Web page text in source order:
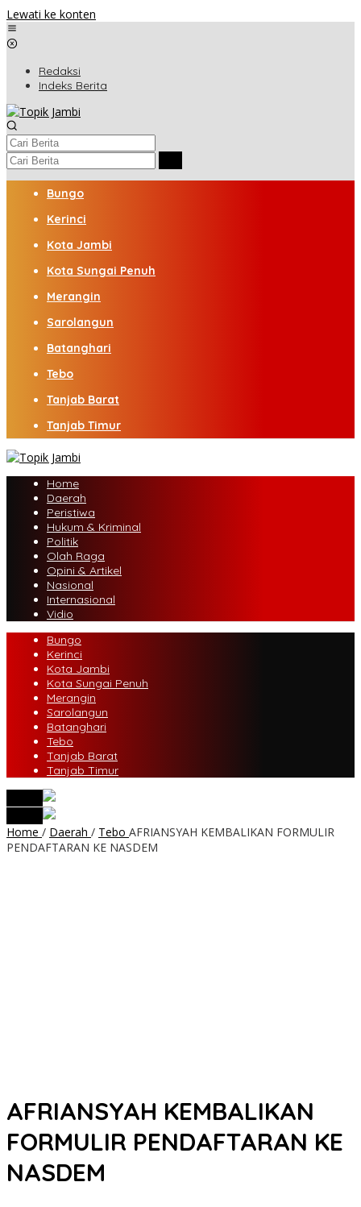
Lewati ke konten
Redaksi
Indeks Berita
Bungo
Kerinci
Kota Jambi
Kota Sungai Penuh
Merangin
Sarolangun
Batanghari
Tebo
Tanjab Barat
Tanjab Timur
Home
Daerah
Peristiwa
Hukum & Kriminal
Politik
Olah Raga
Opini & Artikel
Nasional
Internasional
Vidio
Bungo
Kerinci
Kota Jambi
Kota Sungai Penuh
Merangin
Sarolangun
Batanghari
Tebo
Tanjab Barat
Tanjab Timur
Home / Daerah / Tebo AFRIANSYAH KEMBALIKAN FORMULIR
PENDAFTARAN KE NASDEM
AFRIANSYAH KEMBALIKAN
FORMULIR PENDAFTARAN KE
NASDEM